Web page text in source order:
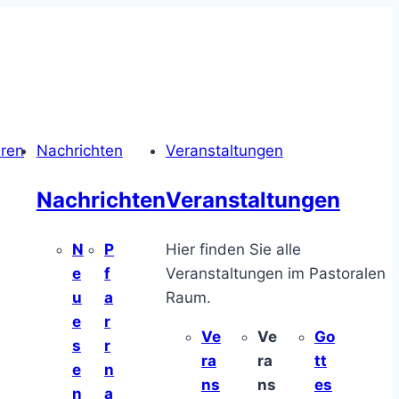
Nachrichten
Nachrichten
N
e
u
e
s
e
n
P
f
a
r
r
n
a
Veranstaltungen
Veranstaltungen
Hier finden Sie alle
Veranstaltungen im Pastoralen
Raum.
Ve
ra
ns
Ve
ra
ns
Go
tt
es